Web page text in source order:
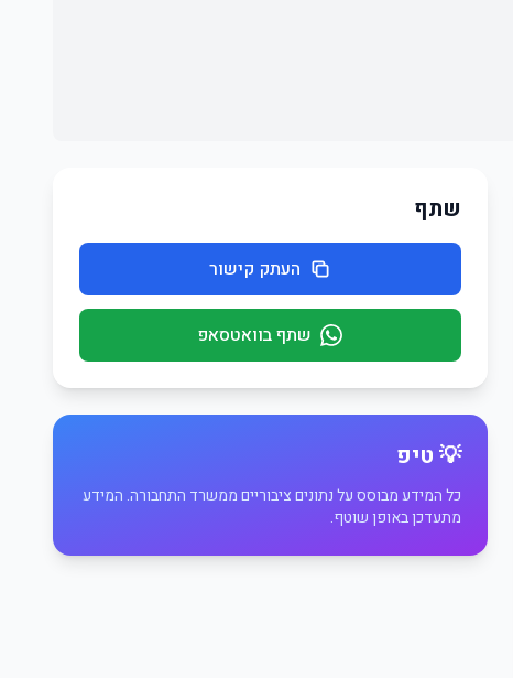
שתף
העתק קישור
שתף בוואטסאפ
💡 טיפ
כל המידע מבוסס על נתונים ציבוריים ממשרד התחבורה. המידע
מתעדכן באופן שוטף.